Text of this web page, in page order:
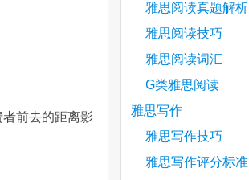
前去的距离影
雅思阅读真题解析
雅思阅读技巧
雅思阅读词汇
G类雅思阅读
雅思写作
雅思写作技巧
雅思写作评分标准